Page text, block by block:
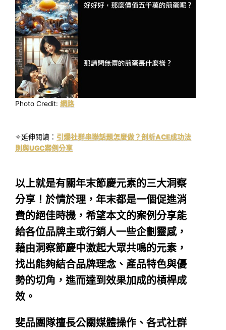
Photo Credit: 網路
✧延伸閱讀： 引爆社群串聯話題怎麼做？剖析ACE成功法
則與UGC案例分享
以上就是有關年末節慶元素的三大洞察
分享！於情於理，年末都是一個促進消
費的絕佳時機，希望本文的案例分享能
給各位品牌主或行銷人一些企劃靈感，
藉由洞察節慶中激起大眾共鳴的元素，
找出能夠結合品牌理念、產品特色與優
勢的切角，進而達到效果加成的槓桿成
效。
斐品團隊擅長公關媒體操作、各式社群